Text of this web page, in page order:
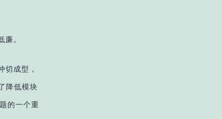
。
切成型，
降低模块
的一个重